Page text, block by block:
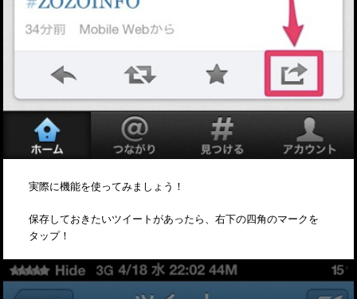
実際に機能を使ってみましょう！
保存しておきたいツイートがあったら、右下の四角のマークを
タップ！